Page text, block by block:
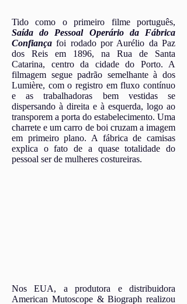
Tido como o primeiro filme português,
Saída do Pessoal Operário da Fábrica
Confiança foi rodado por Aurélio da Paz
dos Reis em 1896, na Rua de Santa
Catarina, centro da cidade do Porto. A
filmagem segue padrão semelhante à dos
Lumière, com o registro em fluxo contínuo
e as trabalhadoras bem vestidas se
dispersando à direita e à esquerda, logo ao
transporem a porta do estabelecimento. Uma
charrete e um carro de boi cruzam a imagem
em primeiro plano. A fábrica de camisas
explica o fato de a quase totalidade do
pessoal ser de mulheres costureiras.
Nos EUA, a produtora e distribuidora
American Mutoscope & Biograph realizou